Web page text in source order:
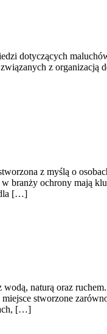
dotyczących
z
z myślą o
branży ochrony mają
dla […]
naturą oraz
stworzone
[…]